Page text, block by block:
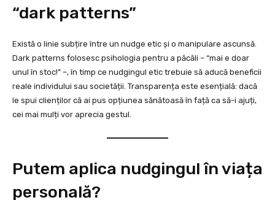
“dark patterns”
Există o linie subțire între un nudge etic și o manipulare ascunsă.
Dark patterns folosesc psihologia pentru a păcăli – “mai e doar
unul în stoc!” –, în timp ce nudgingul etic trebuie să aducă beneficii
reale individului sau societății. Transparența este esențială: dacă
le spui clienților că ai pus opțiunea sănătoasă în față ca să-i ajuți,
cei mai mulți vor aprecia gestul.
Putem aplica nudgingul în viața
personală?